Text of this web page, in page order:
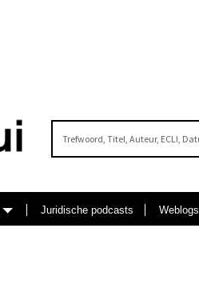
Juridische podcasts Weblogs